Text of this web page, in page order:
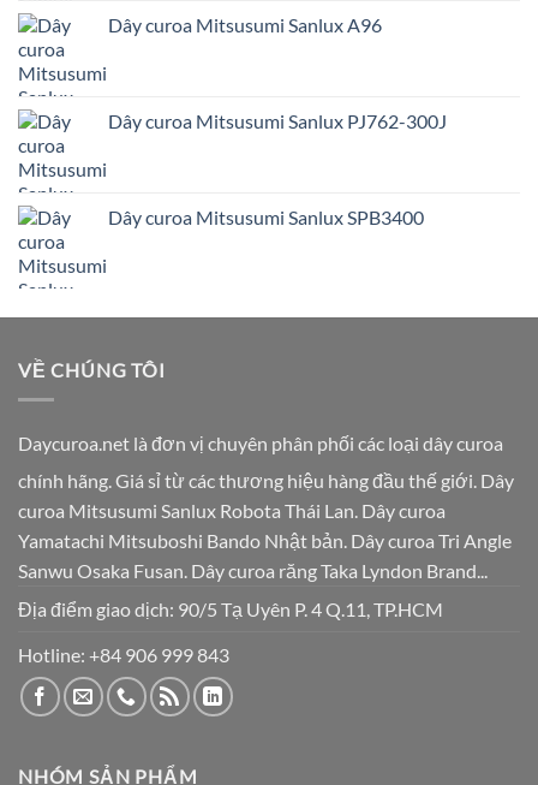
Dây curoa Mitsusumi Sanlux A96
Dây curoa Mitsusumi Sanlux PJ762-300J
Dây curoa Mitsusumi Sanlux SPB3400
VỀ CHÚNG TÔI
Daycuroa.net là đơn vị chuyên phân phối các loại dây curoa
chính hãng. Giá sỉ từ các thương hiệu hàng đầu thế giới. Dây
curoa Mitsusumi Sanlux Robota Thái Lan. Dây curoa
Yamatachi Mitsuboshi Bando Nhật bản. Dây curoa Tri Angle
Sanwu Osaka Fusan. Dây curoa răng Taka Lyndon Brand...
Địa điểm giao dịch: 90/5 Tạ Uyên P. 4 Q.11, TP.HCM
Hotline: +84 906 999 843
NHÓM SẢN PHẨM